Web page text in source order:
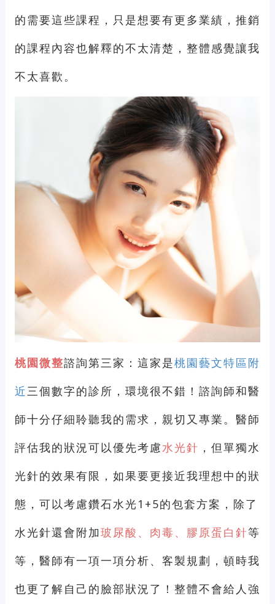
的需要這些課程，只是想要有更多業績，推銷
的課程內容也解釋的不太清楚，整體感覺讓我
不太喜歡。
桃園微整諮詢第三家：這家是桃園藝文特區附
近三個數字的診所，環境很不錯！諮詢師和醫
師十分仔細聆聽我的需求，親切又專業。醫師
評估我的狀況可以優先考慮水光針 ，但單獨水
光針的效果有限，如果要更接近我理想中的狀
態，可以考慮鑽石水光1+5的包套方案，除了
水光針還會附加玻尿酸、肉毒、膠原蛋白針等
等，醫師有一項一項分析、客製規劃，頓時我
也更了解自己的臉部狀況了！整體不會給人強